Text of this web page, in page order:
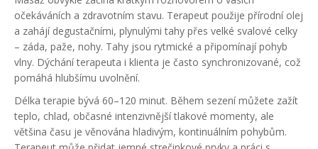
očekáváních a zdravotním stavu. Terapeut použije přírodní olej
a zahájí degustačními, plynulými tahy přes velké svalové celky
– záda, paže, nohy. Tahy jsou rytmické a připomínají pohyb
vlny. Dýchání terapeuta i klienta je často synchronizované, což
pomáhá hlubšímu uvolnění.
Délka terapie bývá 60–120 minut. Během sezení můžete zažít
teplo, chlad, občasné intenzivnější tlakové momenty, ale
většina času je věnována hladivým, kontinuálním pohybům.